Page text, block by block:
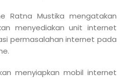
Ratna Mustika mengatakan
menyediakan unit internet
permasalahan internet pada
menyiapkan mobil internet